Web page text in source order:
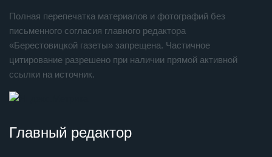
Полная перепечатка материалов и фотографий без
письменного согласия главного редактора
«Берестовицкой газеты» запрещена. Частичное
цитирование разрешено при наличии прямой активной
ссылки на источник.
Главный редактор